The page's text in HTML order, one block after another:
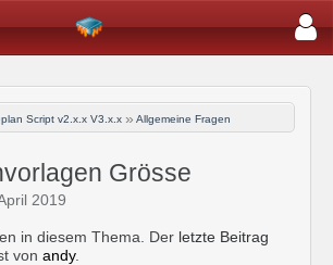
Script v2.x.x V3.x.x Allgemeine Fragen
Grösse
2019
in diesem Thema. Der letzte Beitrag
von andy.